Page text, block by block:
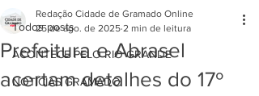
Todos posts
ACONTECE PELO RIO GRANDE
NOTÍCIAS GRAMADO
Prefeitura e Abrasel
acertam detalhes do 17º
Redação Cidade de Gramado Online
25 de ago. de 2025 2 min de leitura